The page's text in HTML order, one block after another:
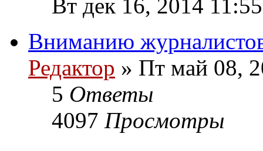
Вт дек 16, 2014 11:55
Вниманию
Редактор » Пт май 08,
5 Ответы
4097 Просмотры